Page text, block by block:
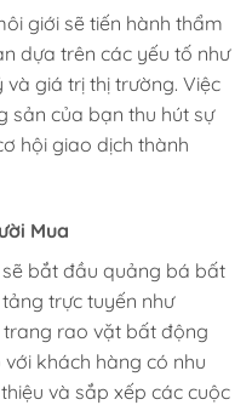
giới sẽ tiến hành thẩm
dựa trên các yếu tố như
và giá trị thị trường. Việc
sản của bạn thu hút sự
hội giao dịch thành
Mua
bắt đầu quảng bá bất
trực tuyến như
trang rao vặt bất động
khách hàng có nhu
và sắp xếp các cuộc